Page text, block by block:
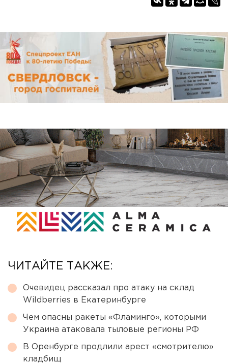
ЧИТАЙТЕ ТАКЖЕ:
Очевидец рассказал про атаку на склад
Wildberries в Екатеринбурге
Чем опасны ракеты «Фламинго», которыми
Украина атаковала тыловые регионы РФ
В Оренбурге продлили арест «смотрителю»
кладбищ